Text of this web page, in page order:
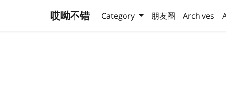
哎呦不错 Category 朋友圈 Archives